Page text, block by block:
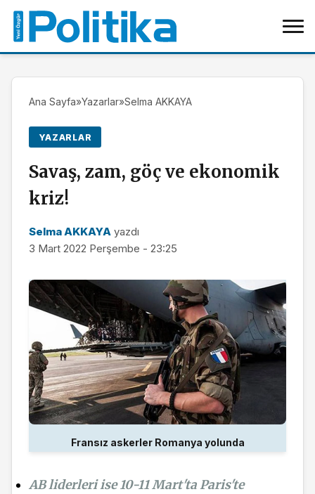
Ana Sayfa»Yazarlar»Selma AKKAYA
YAZARLAR
Savaş, zam, göç ve ekonomik
kriz!
Selma AKKAYA yazdı
3 Mart 2022 Perşembe - 23:25
Fransız askerler Romanya yolunda
AB liderleri ise 10-11 Mart'ta Paris'te